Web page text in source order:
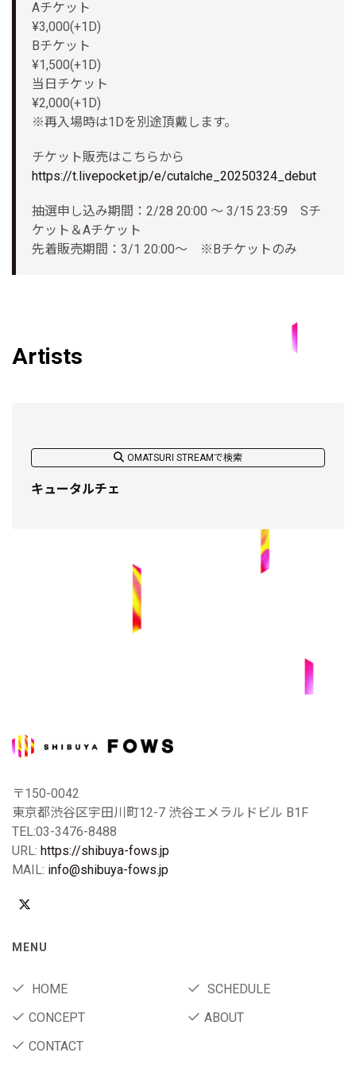
Aチケット
¥3,000(+1D)
Bチケット
¥1,500(+1D)
当日チケット
¥2,000(+1D)
※再入場時は1Dを別途頂戴します。
チケット販売はこちらから
https://t.livepocket.jp/e/cutalche_20250324_debut
抽選申し込み期間：2/28 20:00 ～ 3/15 23:59 Sチ
ケット＆Aチケット
先着販売期間：3/1 20:00～ ※Bチケットのみ
Artists
OMATSURI STREAMで検索
キュータルチェ
〒150-0042
東京都渋谷区宇田川町12-7 渋谷エメラルドビル B1F
TEL:03-3476-8488
URL: https://shibuya-fows.jp
MAIL: info@shibuya-fows.jp
MENU
HOME
SCHEDULE
CONCEPT
ABOUT
CONTACT